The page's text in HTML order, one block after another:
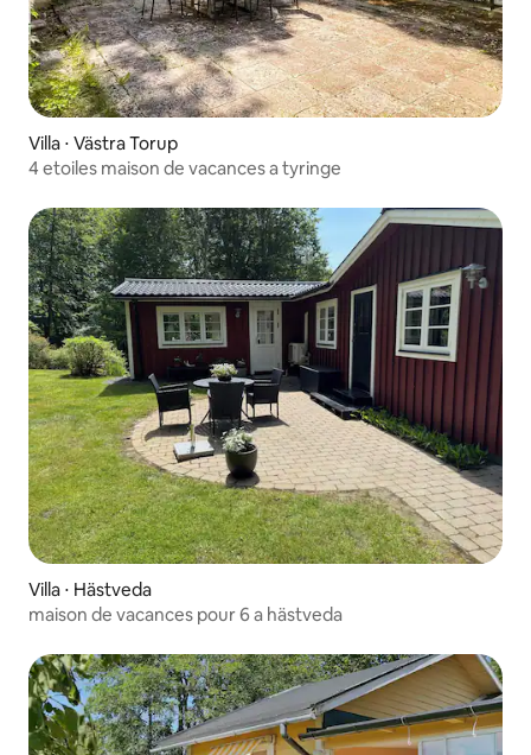
Villa ⋅ Västra Torup
4 etoiles maison de vacances a tyringe
Villa ⋅ Hästveda
maison de vacances pour 6 a hästveda